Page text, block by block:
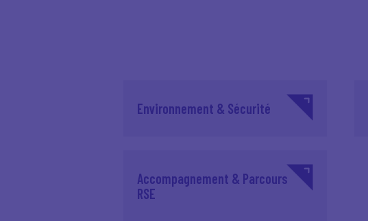
Environnement & Sécurité
Accompagnement & Parcours
RSE